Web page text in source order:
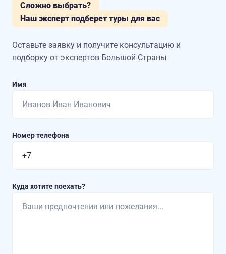
Сложно выбрать?
Наш эксперт подберет туры для вас
Оставьте заявку и получите консультацию и
подборку от экспертов Большой Страны
Имя
Номер телефона
Куда хотите поехать?